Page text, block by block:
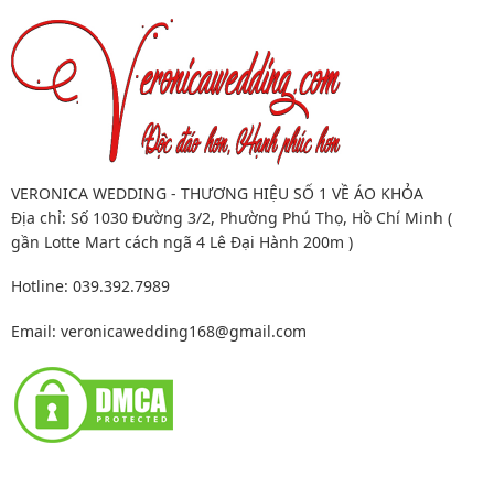
VERONICA WEDDING - THƯƠNG HIỆU SỐ 1 VỀ ÁO KHỎA
Địa chỉ: Số 1030 Đường 3/2, Phường Phú Thọ, Hồ Chí Minh (
gần Lotte Mart cách ngã 4 Lê Đại Hành 200m )
Hotline: 039.392.7989
Email: veronicawedding168@gmail.com